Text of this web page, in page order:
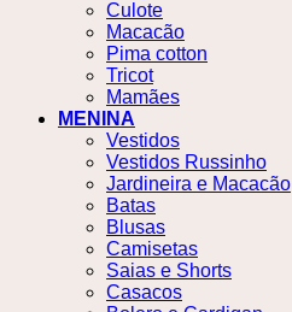
Culote
Macacão
Pima cotton
Tricot
Mamães
MENINA
Vestidos
Vestidos Russinho
Jardineira e Macacão
Batas
Blusas
Camisetas
Saias e Shorts
Casacos